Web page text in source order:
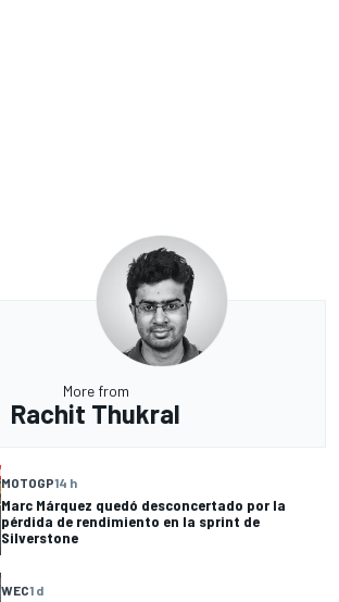
More from
Rachit Thukral
MOTOGP14 h
Marc Márquez quedó desconcertado por la
pérdida de rendimiento en la sprint de
Silverstone
WEC1 d